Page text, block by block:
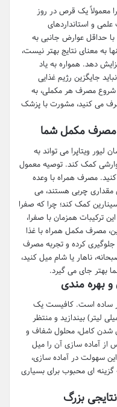
معمولاً یک قرص در روز
و استانداردهای
با حداقل عوارض جانبی به
به معنای نتایج بهتر نیست،
دهد. همواره به یاد
جایگزین رژیم غذایی
مصرف هر مکملی، به
می کنید، مشورت با پزشک
مصرف مکمل شما
ویتاپرا می تواند به
کمک کند. توصیه معمول
مصرف همراه با وعده
چربی هستند، می
کمک کند؛ چرا که صفرا
ترکیبات همزمان با صفرا،
مصرف مکمل همراه با غذا
جلوگیری کرده و تجربه مصرف
ناهار یا شام میل کنید،
بهتر جای می گیرد.
بهره مندی
ساده است. کافیست یک
را در یک لیوان آب (معمولاً ۲۰۰-۲۵۰ میلی لیتر) بیندازید و منتظر
شدن کامل، محلول شفاف و
از آماده سازی آن را میل
سهولت در آماده سازی،
ای محبوب برای بسیاری
بزرگ